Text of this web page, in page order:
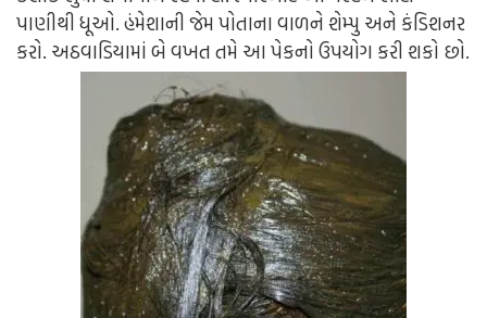
પાણીથી ધૂઓ. હંમેશાની જેમ પોતાના વાળને શેમ્પુ અને કંડિશનર
કરો. અઠવાડિયામાં બે વખત તમે આ પેકનો ઉપયોગ કરી શકો છો.